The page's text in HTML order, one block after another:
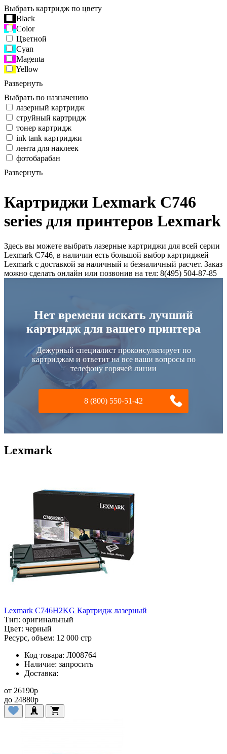
Выбрать картридж по цвету
Black
Color
Цветной
Cyan
Magenta
Yellow
Развернуть
Выбрать по назначению
лазерный картридж
струйный картридж
тонер картридж
ink tank картриджи
лента для наклеек
фотобарабан
Развернуть
Картриджи Lexmark C746
series для принтеров Lexmark
Здесь вы можете выбрать лазерные картриджи для всей серии
Lexmark C746, в наличии есть большой выбор картриджей
Lexmark с доставкой за наличный и безналичный расчет. Заказ
можно сделать онлайн или позвонив на тел: 8(495) 504-87-85
Нет времени искать лучший
картридж для вашего принтера
Дежурный специалист проконсультирует по
картриджам и ответит на все ваши вопросы по
телефону горячей линии
8 (800) 550-51-42
Lexmark
Lexmark C746H2KG Картридж лазерный
Тип: оригинальный
Цвет: черный
Ресурс, объем: 12 000 стр
Код товара: Л008764
Наличие: запросить
Доставка:
от 26190p
до 24880p